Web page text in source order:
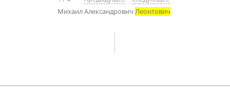
Михаил Александрович Леонтович